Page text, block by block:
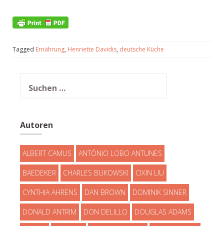
Tagged Ernährung, Henriette Davidis, deutsche Küche
nach:
Autoren
ALBERT CAMUS ANTÓNIO LOBO ANTUNES
BAEDEKER CHARLES BUKOWSKI CIXIN LIU
CYNTHIA AHRENS DAN BROWN DOMINIK SINNER
DONALD ANTRIM DON DELILLO DOUGLAS ADAMS